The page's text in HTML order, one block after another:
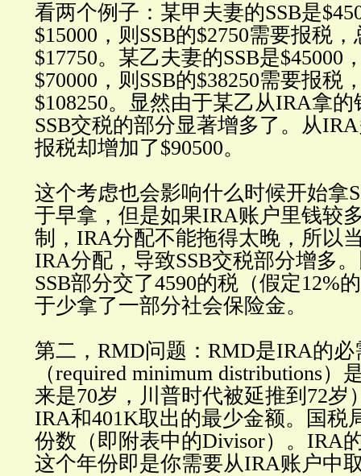
看两个例子：某甲夫妻的SSB是
$15000，则SSB的$2750需要报税
$17750。某乙夫妻的SSB是$45000
$70000，则SSB的$38250需要报税
$108250。显然由于某乙从IRA拿
SSB交税的部分显著增多了。从
报税却增加了$90500。
这个考虑也会影响什么时候开始拿
于早拿，但是如果IRA账户里钱较
制，IRA分配不能拖得太晚，所以
IRA分配，导致SSB交税部分增多
SSB部分交了4590的税（假定12%
于少拿了一部分社会保险金。
第二，RMD问题：RMD是IRA的必
（required minimum distributions）
来是70岁，川普时代被延推到72岁
IRA和401K取出的最少金额。国税
份数（即附表中的Divisor）。IRA
这个年份即是你需要从IRA账户中